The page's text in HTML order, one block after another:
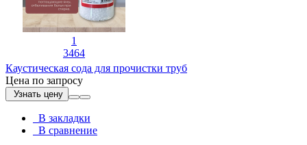
1
3464
Каустическая сода для прочистки труб
Цена по запросу
Узнать цену
В закладки
В сравнение